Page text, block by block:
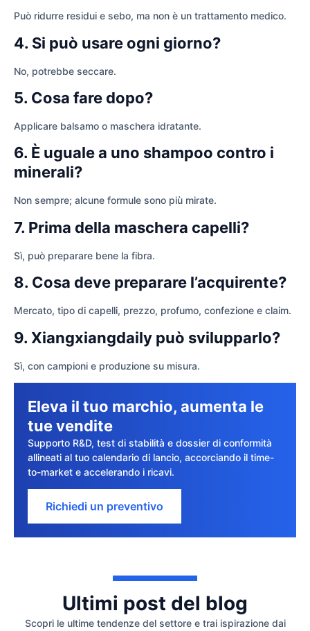
Può ridurre residui e sebo, ma non è un trattamento medico.
4. Si può usare ogni giorno?
No, potrebbe seccare.
5. Cosa fare dopo?
Applicare balsamo o maschera idratante.
6. È uguale a uno shampoo contro i
minerali?
Non sempre; alcune formule sono più mirate.
7. Prima della maschera capelli?
Sì, può preparare bene la fibra.
8. Cosa deve preparare l’acquirente?
Mercato, tipo di capelli, prezzo, profumo, confezione e claim.
9. Xiangxiangdaily può svilupparlo?
Sì, con campioni e produzione su misura.
Eleva il tuo marchio, aumenta le
tue vendite
Supporto R&D, test di stabilità e dossier di conformità
allineati al tuo calendario di lancio, accorciando il time-
to-market e accelerando i ricavi.
Richiedi un preventivo
Ultimi post del blog
Scopri le ultime tendenze del settore e trai ispirazione dai